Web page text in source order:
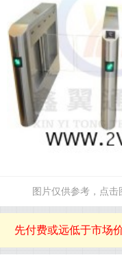
图片仅供参考，点击
先付费或远低于市场